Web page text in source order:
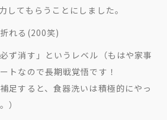
してもらうことにしました。
れる(200笑)
ず消す」というレベル（もはや家事
トなので長期戦覚悟です！
足すると、食器洗いは積極的にやっ
）